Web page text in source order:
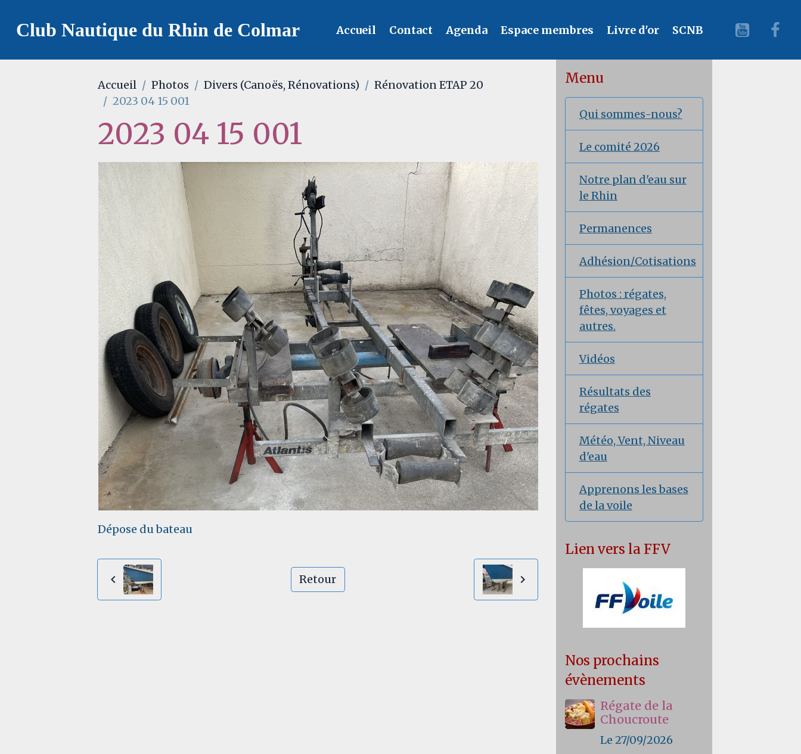
Club Nautique du Rhin de Colmar Accueil Contact Agenda Espace membres Livre d'or SCNB
Accueil Photos Divers (Canoës, Rénovations)
Rénovation ETAP 20
2023 04 15 001
2023 04 15 001
Dépose du bateau
Retour
Menu
Qui sommes-nous?
Le comité 2026
Notre plan d'eau sur
le Rhin
Permanences
Adhésion/Cotisations
Photos : régates,
fêtes, voyages et
autres.
Vidéos
Résultats des
régates
Météo, Vent, Niveau
d'eau
Apprenons les bases
de la voile
Lien vers la FFV
Nos prochains
évènements
Régate de la
Choucroute
Le 27/09/2026